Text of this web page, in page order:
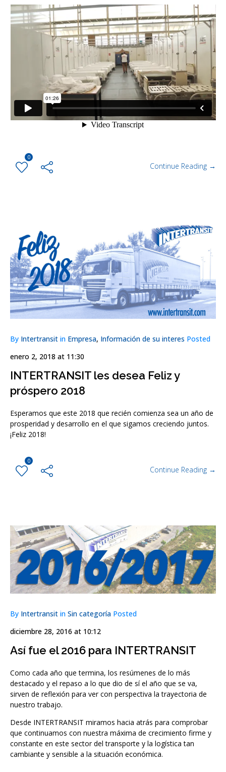
0
Continue Reading →
By Intertransit in Empresa, Información de su interes Posted
enero 2, 2018 at 11:30
INTERTRANSIT les desea Feliz y
próspero 2018
Esperamos que este 2018 que recién comienza sea un año de
prosperidad y desarrollo en el que sigamos creciendo juntos.
¡Feliz 2018!
0
Continue Reading →
By Intertransit in Sin categoría Posted
diciembre 28, 2016 at 10:12
Así fue el 2016 para INTERTRANSIT
Como cada año que termina, los resúmenes de lo más
destacado y el repaso a lo que dio de sí el año que se va,
sirven de reflexión para ver con perspectiva la trayectoria de
nuestro trabajo.
Desde INTERTRANSIT miramos hacia atrás para comprobar
que continuamos con nuestra máxima de crecimiento firme y
constante en este sector del transporte y la logística tan
cambiante y sensible a la situación económica.